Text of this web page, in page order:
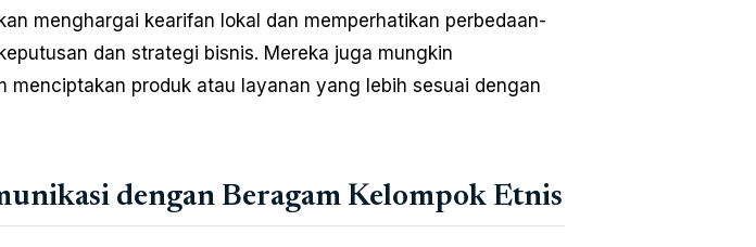
menghargai kearifan lokal dan memperhatikan perbedaan-
dan strategi bisnis. Mereka juga mungkin
menciptakan produk atau layanan yang lebih sesuai dengan
dengan Beragam Kelompok Etnis